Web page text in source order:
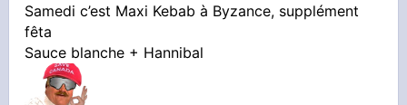
Samedi c’est Maxi Kebab à Byzance, supplément
fêta
Sauce blanche + Hannibal